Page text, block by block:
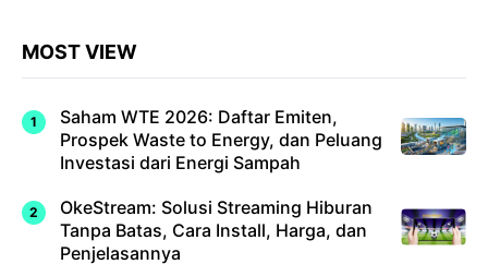
MOST VIEW
Saham WTE 2026: Daftar Emiten,
Prospek Waste to Energy, dan Peluang
Investasi dari Energi Sampah
OkeStream: Solusi Streaming Hiburan
Tanpa Batas, Cara Install, Harga, dan
Penjelasannya